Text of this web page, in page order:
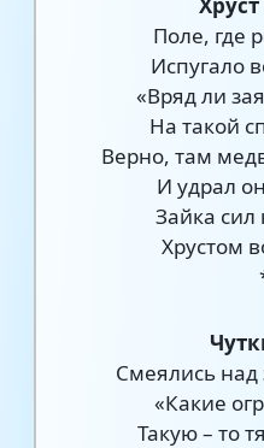
Поле, где
Испугало
«Вряд ли
На такой
Верно, там
И удрал
Зайка сил
Хрустом
Смеялись
«Какие
Такую – то